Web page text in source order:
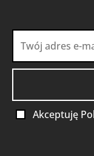
Akceptuję